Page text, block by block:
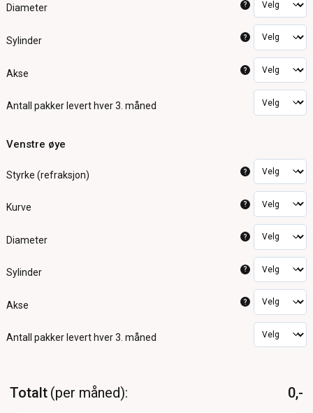
Diameter ?
Sylinder ?
Akse ?
Antall pakker levert hver 3. måned
Venstre øye
Styrke (refraksjon) ?
Kurve ?
Diameter ?
Sylinder ?
Akse ?
Antall pakker levert hver 3. måned
Totalt per måned 0,-